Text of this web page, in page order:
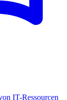
IT-Ressourcen